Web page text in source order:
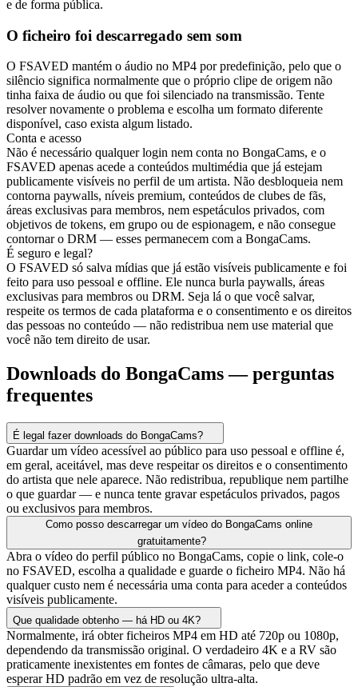
e de forma pública.
O ficheiro foi descarregado sem som
O FSAVED mantém o áudio no MP4 por predefinição, pelo que o
silêncio significa normalmente que o próprio clipe de origem não
tinha faixa de áudio ou que foi silenciado na transmissão. Tente
resolver novamente o problema e escolha um formato diferente
disponível, caso exista algum listado.
Conta e acesso
Não é necessário qualquer login nem conta no BongaCams, e o
FSAVED apenas acede a conteúdos multimédia que já estejam
publicamente visíveis no perfil de um artista. Não desbloqueia nem
contorna paywalls, níveis premium, conteúdos de clubes de fãs,
áreas exclusivas para membros, nem espetáculos privados, com
objetivos de tokens, em grupo ou de espionagem, e não consegue
contornar o DRM — esses permanecem com a BongaCams.
É seguro e legal?
O FSAVED só salva mídias que já estão visíveis publicamente e foi
feito para uso pessoal e offline. Ele nunca burla paywalls, áreas
exclusivas para membros ou DRM. Seja lá o que você salvar,
respeite os termos de cada plataforma e o consentimento e os direitos
das pessoas no conteúdo — não redistribua nem use material que
você não tem direito de usar.
Downloads do BongaCams — perguntas
frequentes
É legal fazer downloads do BongaCams?
Guardar um vídeo acessível ao público para uso pessoal e offline é,
em geral, aceitável, mas deve respeitar os direitos e o consentimento
do artista que nele aparece. Não redistribua, republique nem partilhe
o que guardar — e nunca tente gravar espetáculos privados, pagos
ou exclusivos para membros.
Como posso descarregar um vídeo do BongaCams online
gratuitamente?
Abra o vídeo do perfil público no BongaCams, copie o link, cole-o
no FSAVED, escolha a qualidade e guarde o ficheiro MP4. Não há
qualquer custo nem é necessária uma conta para aceder a conteúdos
visíveis publicamente.
Que qualidade obtenho — há HD ou 4K?
Normalmente, irá obter ficheiros MP4 em HD até 720p ou 1080p,
dependendo da transmissão original. O verdadeiro 4K e a RV são
praticamente inexistentes em fontes de câmaras, pelo que deve
esperar HD padrão em vez de resolução ultra-alta.